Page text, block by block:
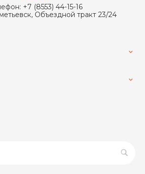
+7 (8553) 44-15-16
Объездной тракт 23/24